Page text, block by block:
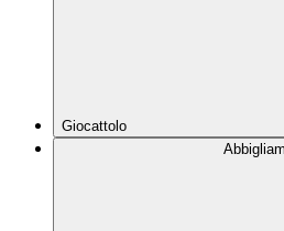
Giocattolo